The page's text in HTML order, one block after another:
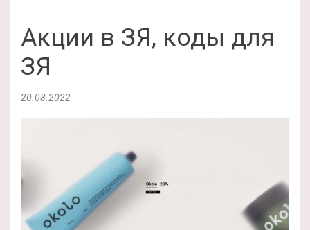
Акции в ЗЯ, коды для
ЗЯ
20.08.2022